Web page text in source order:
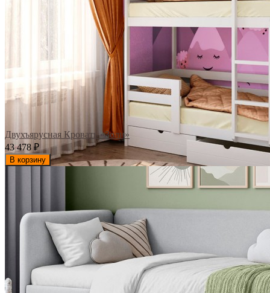
Двухъярусная Кровать «Золи»
43 478 ₽
В корзину